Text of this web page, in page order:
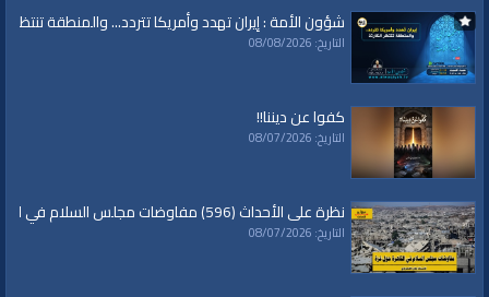
#قناة_الواقية
www.alwaqiyah.tv
https://www.youtube.com/user/AlwaqiyahTV?sub_confirmation=1
https://t.me/AlWaqiyahTV
الصفحة الرسمية لقناة الواقية علي الفيسبوك
شؤون الأمة : إيران تهدد وأمريكا تتردد... والمنطقة تنتظر
التاريخ: 08/08/2026
كفوا عن ديننا!!
التاريخ: 08/07/2026
نظرة على الأحداث (596) مفاوضات مجلس السلام في القاهرة حول غزة
التاريخ: 08/07/2026